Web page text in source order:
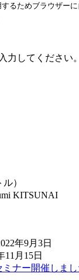
るためブラウザー
力してください。
）
KITSUNAI
年9月3日
11月15日
ミナー開催しまし